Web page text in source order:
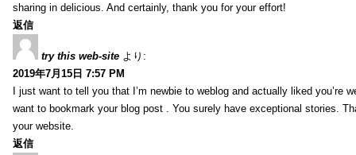
sharing in delicious. And certainly, thank you for your effort!
返信
try this web-site より:
2019年7月15日 7:57 PM
I just want to tell you that I’m newbie to weblog and actually liked you’re
want to bookmark your blog post . You surely have exceptional stories.
your website.
返信